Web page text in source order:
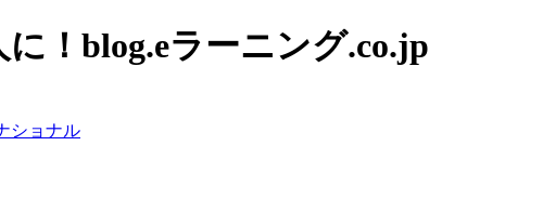
！blog.eラーニング.co.jp
ショナル